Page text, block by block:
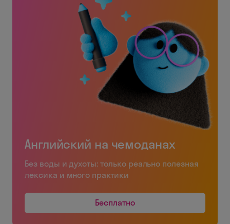
Английский на чемоданах
Без воды и духоты: только реально полезная
лексика и много практики
Бесплатно